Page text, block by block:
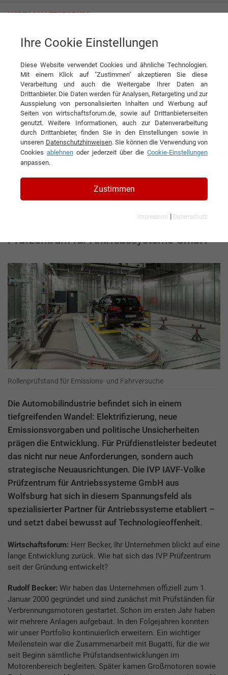
IVP IAVF-Volke Prüfzentrum für Antriebssysteme GmbH
Interview IVP IAVF-Volke Prüfzentrum für Antriebssysteme GmbH
▶ 0:00 4:58
DIESEN ARTIKEL EMPFEHLEN
Zwischen Verbrenner-Aus und
Technologieoffenheit
Interview mit Rudolf Becker,
Prüfzentrum für Antriebssysteme GmbH
Rollenprüfstand für Emissions- und Fahrversuche
Die Automobilindustrie befindet sich in einem
tiefgreifenden Wandel: Elektrifizierung, neue
Emissionsvorgaben und politische Unsicherheiten
prägen die Entwicklung. Für Prüfdienstleister bedeutet
das nicht nur neue Anforderungen, sondern auch
strategische Neuausrichtungen. Die IVP IAVF-Volke
Prüfzentrum für Antriebssysteme GmbH aus
Wolfsburg hat sich in diesem Spannungsfeld als
spezialisierter Partner für Antriebssysteme etabliert –
und setzt dabei bewusst auf Technologieoffenheit.
Wirtschaftsforum: Herr Becker, Ihr Unternehmen blickt auf eine
lange Entwicklung zurück. Wie hat sich das IVP Prüfzentrum
seit der Gründung entwickelt?
Rudolf Becker: Wir haben das Unternehmen offiziell zum 1.
Januar 2000 gegründet und sind zunächst mit Prüfständen für
Verbrennungsmotoren gestartet. Schon im ersten Jahr haben
wir mehrere Anlagen aufgebaut. In den Folgejahren konnten
wir unser Portfolio kontinuierlich erweitern. Ein wichtiger
Meilenstein war die Zusammenarbeit mit Bugatti, für die wir
seit Beginn sämtliche Prüfstandsentwicklungen im
Motorenbereich begleiten. Später kamen Großmotoren sowie
Ihre Cookie Einstellungen
Diese Website verwendet Cookies und ähnliche Technologien.
Mit einem Klick auf "Zustimmen" akzeptieren Sie diese
Verarbeitung und auch die Weitergabe Ihrer Daten an
Drittanbieter. Die Daten werden für Analysen, Retargeting und zur
Ausspielung von personalisierten Inhalten und Werbung auf
Seiten von wirtschaftsforum.de, sowie auf Drittanbieterseiten
genutzt. Weitere Informationen, auch zur Datenverarbeitung
durch Drittanbieter, finden Sie in den Einstellungen sowie in
unseren Datenschutzhinweisen. Sie können die Verwendung von
Cookies ablehnen oder jederzeit über die Cookie-Einstellungen
anpassen.
Zustimmen
Impressum | Datenschutz